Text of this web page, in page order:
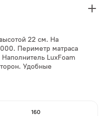
22 см. На
Периметр матраса
LuxFoam
Удобные
160